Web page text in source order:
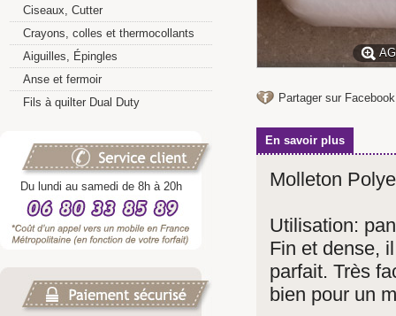
Ciseaux, Cutter
Crayons, colles et thermocollants
Aiguilles, Épingles
Anse et fermoir
Fils à quilter Dual Duty
Du lundi au samedi de 8h à 20h
Partager sur Facebook
En savoir plus
Molleton
Utilisation:
Fin et dense,
parfait. Très
bien pour un